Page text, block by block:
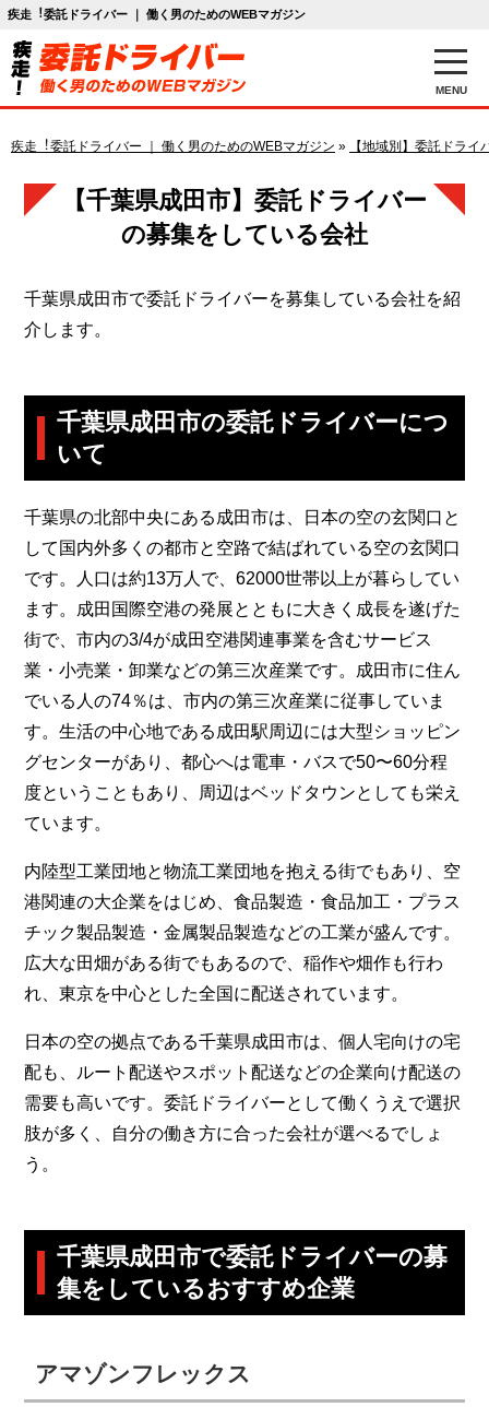
疾走︕委託ドライバー ｜ 働く男のためのWEBマガジン
MENU
疾走︕委託ドライバー ｜ 働く男のためのWEBマガジン » 【地域別】委託ドラ
【千葉県成田市】委託ドライバー
の募集をしている会社
千葉県成田市で委託ドライバーを募集している会社を紹
介します。
千葉県成田市の委託ドライバーにつ
いて
千葉県の北部中央にある成田市は、日本の空の玄関口と
して国内外多くの都市と空路で結ばれている空の玄関口
です。人口は約13万人で、62000世帯以上が暮らしてい
ます。成田国際空港の発展とともに大きく成長を遂げた
街で、市内の3/4が成田空港関連事業を含むサービス
業・小売業・卸業などの第三次産業です。成田市に住ん
でいる人の74％は、市内の第三次産業に従事していま
す。生活の中心地である成田駅周辺には大型ショッピン
グセンターがあり、都心へは電車・バスで50〜60分程
度ということもあり、周辺はベッドタウンとしても栄え
ています。
内陸型工業団地と物流工業団地を抱える街でもあり、空
港関連の大企業をはじめ、食品製造・食品加工・プラス
チック製品製造・金属製品製造などの工業が盛んです。
広大な田畑がある街でもあるので、稲作や畑作も行わ
れ、東京を中心とした全国に配送されています。
日本の空の拠点である千葉県成田市は、個人宅向けの宅
配も、ルート配送やスポット配送などの企業向け配送の
需要も高いです。委託ドライバーとして働くうえで選択
肢が多く、自分の働き方に合った会社が選べるでしょ
う。
千葉県成田市で委託ドライバーの募
集をしているおすすめ企業
アマゾンフレックス